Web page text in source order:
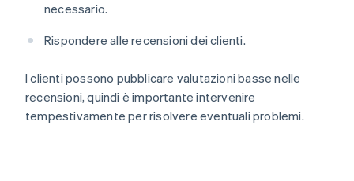
necessario.
Rispondere alle recensioni dei clienti.
I clienti possono pubblicare valutazioni basse nelle
recensioni, quindi è importante intervenire
tempestivamente per risolvere eventuali problemi.